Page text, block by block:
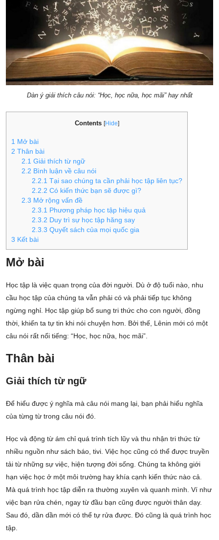
Dàn ý giải thích câu nói: “Học, học nữa, học mãi” hay nhất
Contents [Hide]
1 Mở bài
2 Thân bài
2.1 Giải thích từ ngữ
2.2 Bình luận về câu nói
2.2.1 Tại sao chúng ta cần phải học tập liên tục?
2.2.2 Có kiến thức bạn sẽ được gì?
2.3 Mở rộng vấn đề
2.3.1 Phương pháp học tập hiệu quả
2.3.2 Duy trì sự học tập hăng say
2.3.3 Quyết sách của mọi quốc gia
3 Kết bài
Mở bài
Học tập là việc quan trọng của đời người. Dù ở độ tuổi nào, nhu
cầu học tập của chúng ta vẫn phải có và phải tiếp tục không
ngừng nghỉ. Học tập giúp bổ sung tri thức cho con người, đồng
thời, khiến ta tự tin khi nói chuyện hơn. Bởi thế, Lênin mới có một
câu nói rất nổi tiếng: “Học, học nữa, học mãi”.
Thân bài
Giải thích từ ngữ
Để hiểu được ý nghĩa mà câu nói mang lại, bạn phải hiểu nghĩa
của từng từ trong câu nói đó.
Học và động từ ám chỉ quá trình tích lũy và thu nhận tri thức từ
nhiều nguồn như sách báo, tivi. Việc học cũng có thể được truyền
tải từ những sự việc, hiện tượng đời sống. Chúng ta không giới
hạn việc học ở một môi trường hay khía cạnh kiến thức nào cả.
Mà quá trình học tập diễn ra thường xuyên và quanh mình. Ví như
việc bạn rửa chén, ngay từ đầu bạn cũng được người thân dạy.
Sau đó, dần dần mới có thể tự rửa được. Đó cũng là quá trình học
tập.